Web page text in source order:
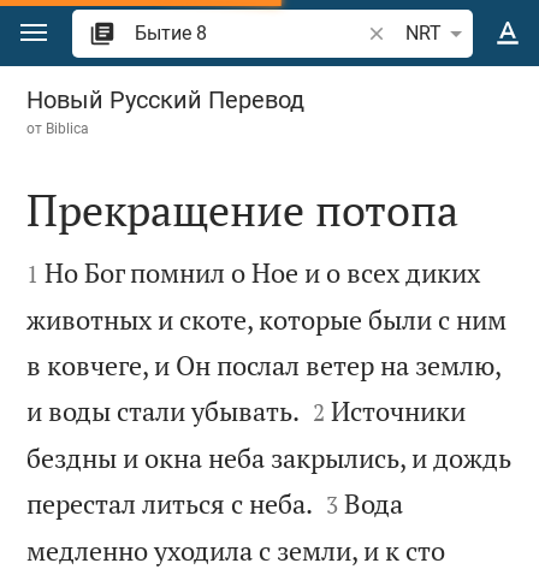
Перейти к содержанию
Поиск по отрывку
NRT
Бытие 8
Новый Русский Перевод
от Biblica

Прекращение потопа

1 Но Бог помнил о Ное и о всех диких
животных и скоте, которые были с ним
в ковчеге, и Он послал ветер на землю,
и воды стали убывать. 

2 Источники
бездны и окна неба закрылись, и дождь
перестал литься с неба. 

3 Вода
медленно уходила с земли, и к сто